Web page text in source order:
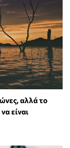
αλλά το
είναι